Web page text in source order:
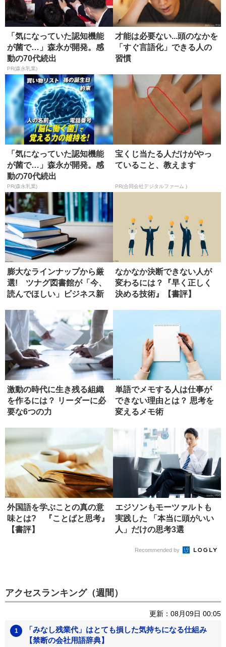
「気になっていた認知機能
が菌で…」森永が開発。感
動の70代続出
PR(森永乳業)
才能は必要ない...頭のなかを
「すぐ言語化」できる人の
習慣
「気になっていた認知機能
が菌で…」森永が開発。感
動の70代続出
PR(森永乳業)
宝くじ当たる人だけがやっ
ていること、教えます
PR(合同会社デジタルファーム )
膨大なラインナップから厳
選! ツナグ図書館が「今、
読んでほしい」ビジネス新
なかなか決断できない人が
変わるには？『早く正しく
決める技術』【書評】
激動の時代に生き残る組織
を作るには？ リーダーに必
要な6つの力
単語でメモする人は仕事が
できない理由とは？ 思考を
変えるメモ術
外国語を学ぶことの真の意
味とは? 『ことばと思考』
【書評】
エジソンもモーツァルトも
実践した 「本当に頭がいい
人」だけの思考3選
Recommended by
アクセスランキング（週間）
更新：08月09日 00:05
「みなし残業代」はとても損した気持ちになる仕組み
【禁断の会社用語辞典】